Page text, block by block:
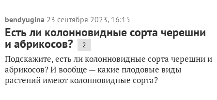
bendyugina 23 сентября 2023, 16:15
Есть ли колонновидные сорта черешни
и абрикосов? 2
Подскажите, есть ли колонновидные сорта черешни и
абрикосов? И вообще — какие плодовые виды
растений имеют колонновидные сорта?